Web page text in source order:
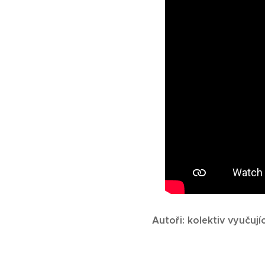
Autoři: kolektiv